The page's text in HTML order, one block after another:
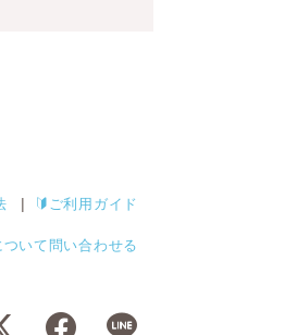
ご利用ガイド
ついて問い合わせる